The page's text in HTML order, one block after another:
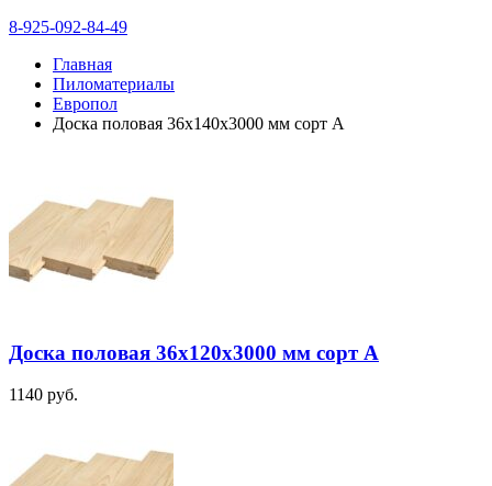
8-925-092-84-49
Главная
Пиломатериалы
Европол
Доска половая 36х140х3000 мм сорт А
Доска половая 36х120х3000 мм сорт А
1140 руб.